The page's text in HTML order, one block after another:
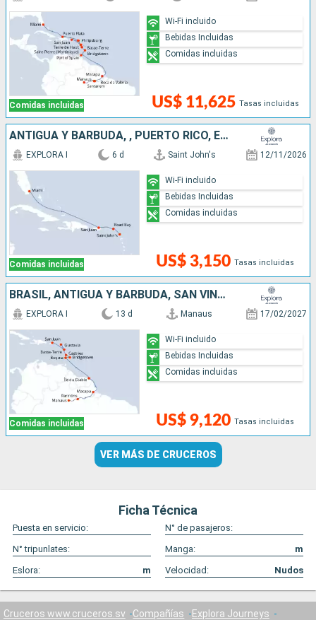
Comidas incluidas US$ 11,625 Tasas incluidas
Wi-Fi incluido
Bebidas Incluidas
Comidas incluidas
ANTIGUA Y BARBUDA, , PUERTO RICO, ESTADOS UNIDOS
Comidas incluidas
EXPLORA I 6 d Saint John's 12/11/2026
US$ 3,150 Tasas incluidas
Wi-Fi incluido
Bebidas Incluidas
Comidas incluidas
BRASIL, ANTIGUA Y BARBUDA, SAN VINCENT Y LAS GRANADINAS, BARBADOS, SANTA LUCIA, FRANCIA, PUERTO RICO
Comidas incluidas
EXPLORA I 13 d Manaus 17/02/2027
US$ 9,120 Tasas incluidas
Wi-Fi incluido
Bebidas Incluidas
Comidas incluidas
VER MÁS DE CRUCEROS
Ficha Técnica
Puesta en servicio:
N° de pasajeros:
N° tripunlates:
Manga:
m
Eslora:
m Velocidad: Nudos
Cruceros www.cruceros.sv Compañías
Explora Journeys